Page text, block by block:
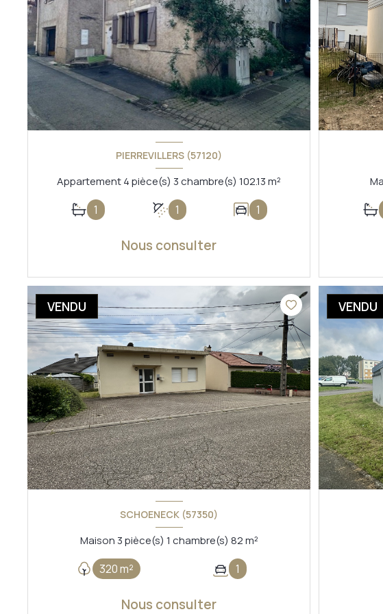
PIERREVILLERS (57120)
Appartement 4 pièce(s) 3 chambre(s) 102.13 m²
1 1 1
Nous consulter
VOIR LE BIEN
VENDU
SCHOENECK (57350)
Maison 3 pièce(s) 1 chambre(s) 82 m²
320 m² 1
Nous consulter
VENDU